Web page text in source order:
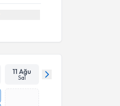
11 Ağu
Sal